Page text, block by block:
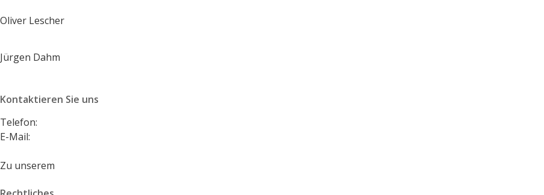
Oliver Lescher
Jürgen Dahm
Kontaktieren Sie uns
Telefon:
E-Mail:
Zu unserem